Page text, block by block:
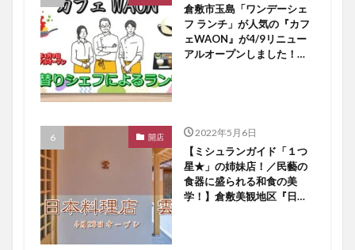
倉敷市玉島「ワンデーシェ
フ ランチ」が人気の『カフ
ェWAON』が4/9リニュー
アルオープンしました！
開店 2022年5月6日
【ミシュランガイド「１つ
星★」の姉妹店！／民藝の
食器に盛られる和食の美
学！】倉敷美観地区『日本